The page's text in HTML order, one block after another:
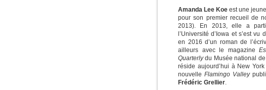
Amanda Lee Koe est une
pour son premier recueil de
2013). En 2013, elle a
l’Université d’Iowa et s’est
en 2016 d’un roman de
ailleurs avec le magazine
Quarterlydu Musée national de
réside aujourd’hui à New
nouvelleFlamingo Valley
Frédéric Grellier.